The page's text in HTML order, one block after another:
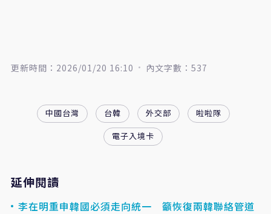
更新時間：2026/01/20 16:10 內文字數：537
中國台灣 台韓 外交部
啦啦隊
電子入境卡
延伸閱讀
李在明重申韓國必須走向統一 籲恢復兩韓聯絡管道